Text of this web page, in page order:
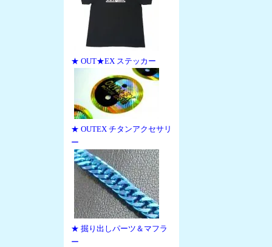
★ OUT★EX ステッカー
★ OUTEX チタンアクセサリ
ー
★ 掘り出しパーツ＆マフラ
ー